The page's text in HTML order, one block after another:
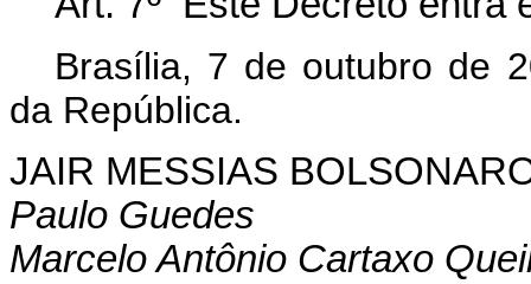
Brasília, 7 de outubro de
da República.
JAIR MESSIAS
Paulo Guedes
Marcelo Antônio Cartaxo